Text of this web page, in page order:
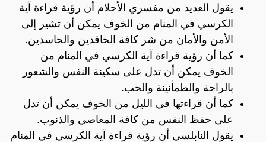
يقول العديد من مفسري الأحلام أن رؤية قراءة آية
الكرسي في المنام من الخوف يمكن أن تشير إلى
الأمن والأمان من شر كافة الحاقدين والحاسدين.
كما أن رؤية قراءة آية الكرسي في المنام من
الخوف يمكن أن تدل على سكينة النفس والشعور
بالراحة والطمأنينة والحب.
كما أن قراءتها في الليل من الخوف يمكن أن تدل
على حفظ النفس من كافة المعاصي والذنوب.
يقول النابلسي أن رؤية قراءة آية الكرسي في المنام